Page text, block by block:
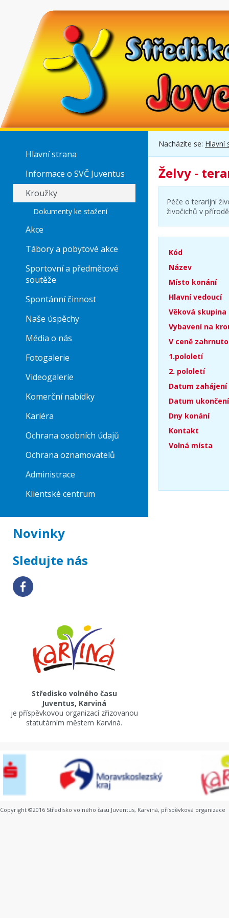
Hlavní strana
Informace o SVČ Juventus
Kroužky
Dokumenty ke stažení
Akce
Tábory a pobytové akce
Sportovní a předmětové
soutěže
Spontánní činnost
Naše úspěchy
Média o nás
Fotogalerie
Videogalerie
Komerční nabídky
Kariéra
Ochrana osobních údajů
Ochrana oznamovatelů
Administrace
Klientské centrum
Novinky
Sledujte nás
Středisko volného času
Juventus, Karviná
je příspěvkovou organizací zřizovanou
statutárním městem Karviná.
Nacházíte se: Hlavní
Želvy -
Péče o terarijní
živočichů v
Kód
Název
Místo konání
Hlavní vedoucí
Věková skupina
Vybavení na
V ceně zahrnuto
1.pololetí
2. pololetí
Datum zahájení
Datum ukončení
Dny konání
Kontakt
Volná místa
Copyright ©2016 Středisko volného času Juventus, Karviná, příspěvková organizace